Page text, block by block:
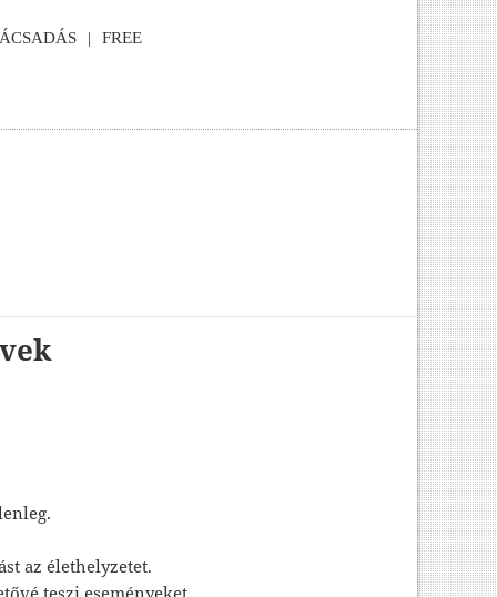
FREE
az élethelyzetet.
teszi eseményeket